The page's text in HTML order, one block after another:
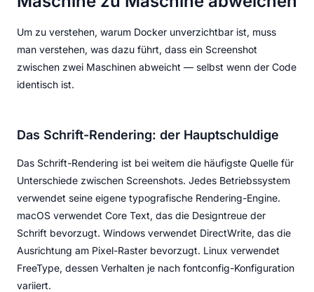
Um zu verstehen, warum Docker unverzichtbar ist, muss
man verstehen, was dazu führt, dass ein Screenshot
zwischen zwei Maschinen abweicht — selbst wenn der Code
identisch ist.
Das Schrift-Rendering: der Hauptschuldige
Das Schrift-Rendering ist bei weitem die häufigste Quelle für
Unterschiede zwischen Screenshots. Jedes Betriebssystem
verwendet seine eigene typografische Rendering-Engine.
macOS verwendet Core Text, das die Designtreue der
Schrift bevorzugt. Windows verwendet DirectWrite, das die
Ausrichtung am Pixel-Raster bevorzugt. Linux verwendet
FreeType, dessen Verhalten je nach fontconfig-Konfiguration
variiert.